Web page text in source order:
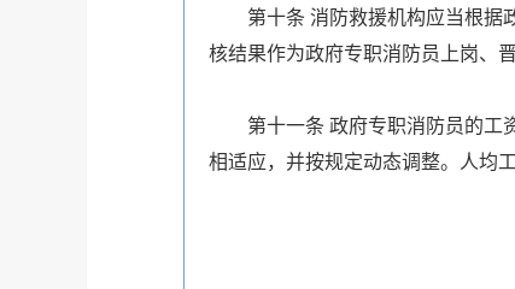
第十条 消防救援机构应当根据
核结果作为政府专职消防员上岗、
第十一条 政府专职消防员的工
相适应，并按规定动态调整。人均工